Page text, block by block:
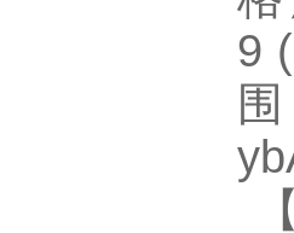
9